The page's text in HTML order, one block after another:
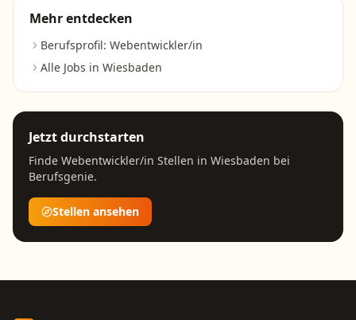
Mehr entdecken
Berufsprofil: Webentwickler/in
Alle Jobs in Wiesbaden
Jetzt durchstarten
Finde Webentwickler/in Stellen in Wiesbaden bei
Berufsgenie.
Stellen ansehen